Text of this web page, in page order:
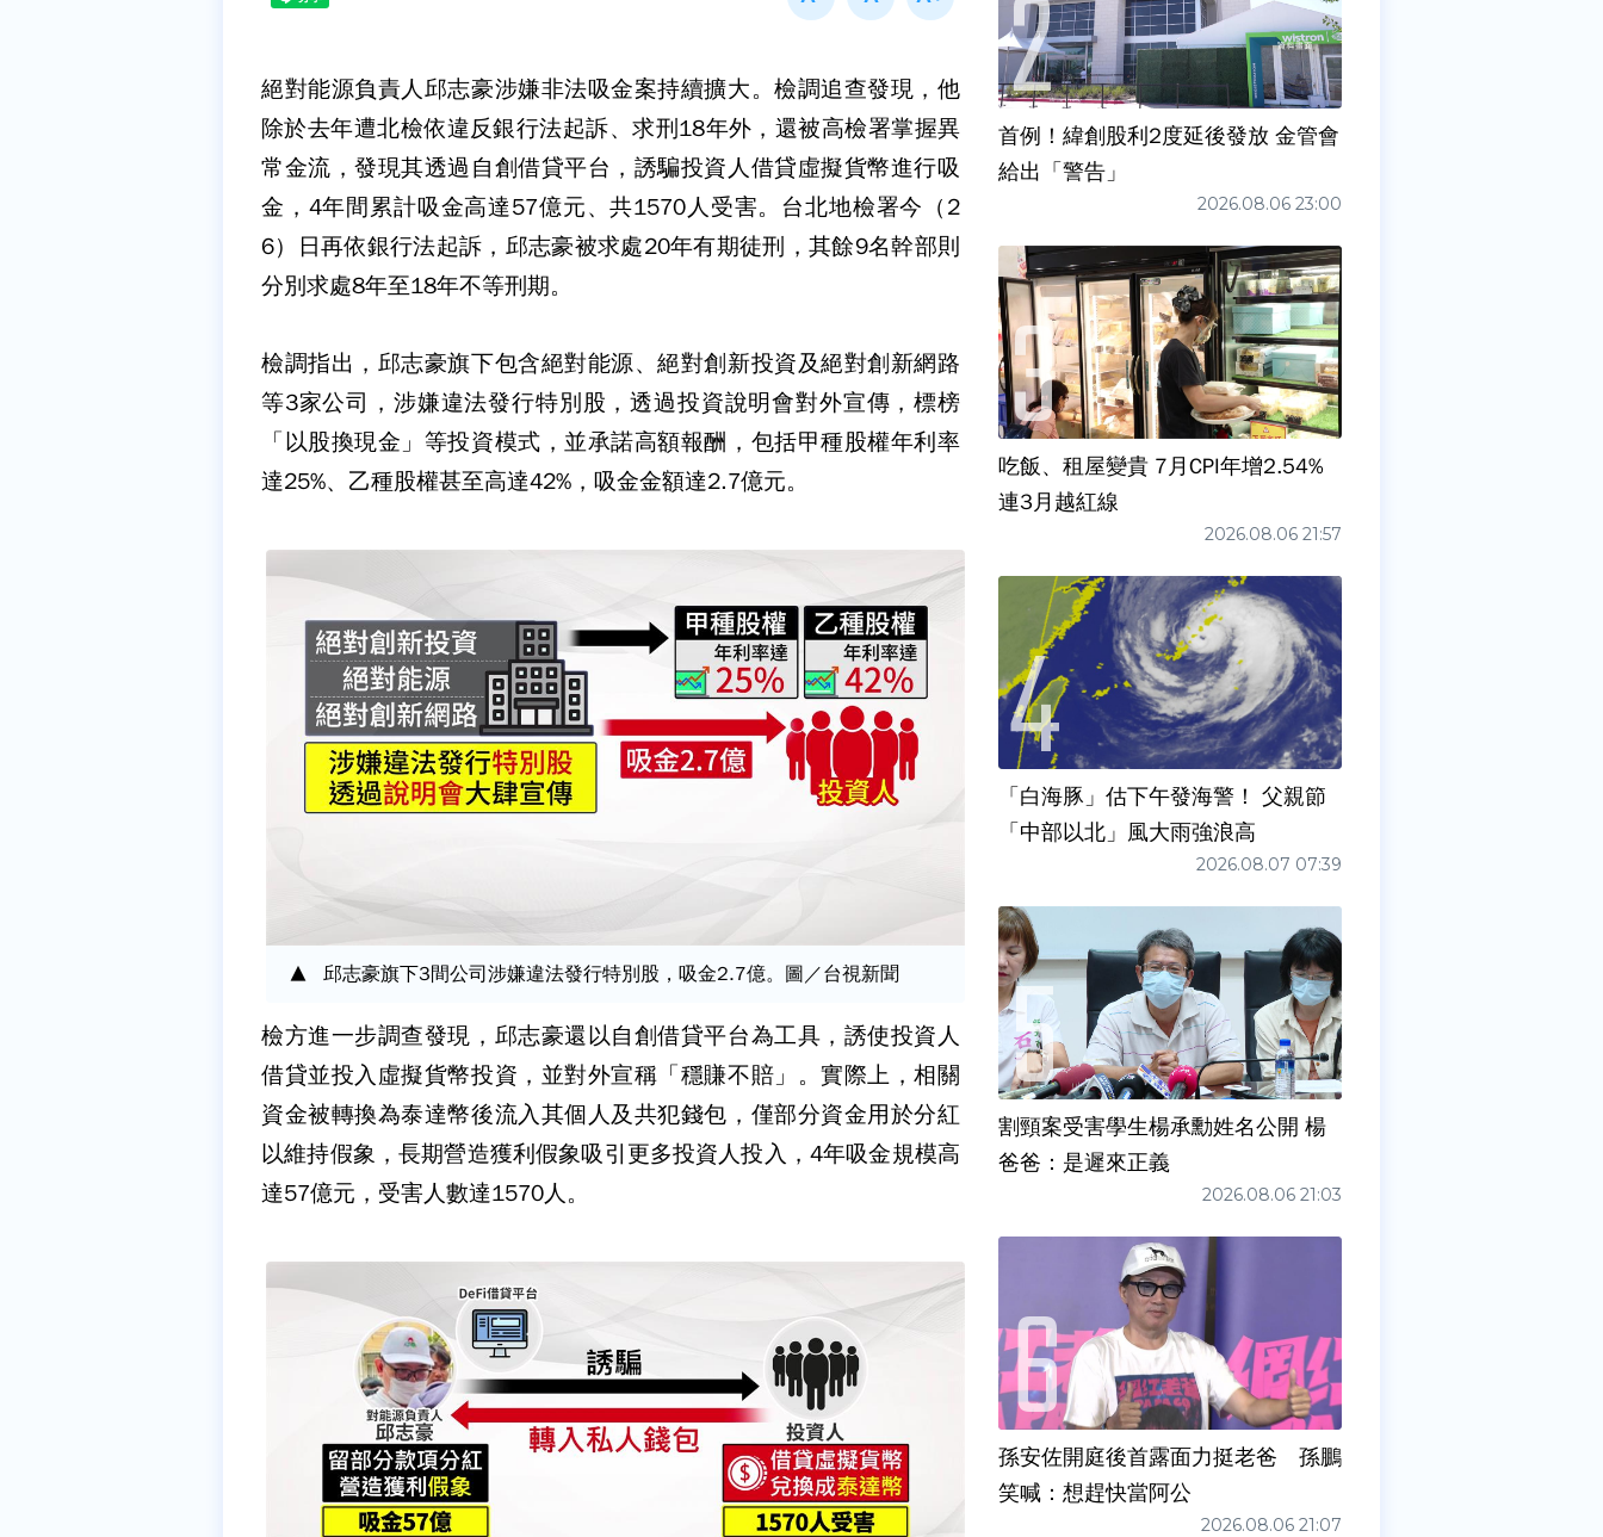
絕對能源負責人邱志豪涉嫌非法吸金案持續擴大。檢調追查發現，他
除於去年遭北檢依違反銀行法起訴、求刑18年外，還被高檢署掌握異
常金流，發現其透過自創借貸平台，誘騙投資人借貸虛擬貨幣進行吸
金，4年間累計吸金高達57億元、共1570人受害。台北地檢署今（2
6）日再依銀行法起訴，邱志豪被求處20年有期徒刑，其餘9名幹部則
分別求處8年至18年不等刑期。
檢調指出，邱志豪旗下包含絕對能源、絕對創新投資及絕對創新網路
等3家公司，涉嫌違法發行特別股，透過投資說明會對外宣傳，標榜
「以股換現金」等投資模式，並承諾高額報酬，包括甲種股權年利率
達25%、乙種股權甚至高達42%，吸金金額達2.7億元。
邱志豪旗下3間公司涉嫌違法發行特別股，吸金2.7億。圖／台視新聞
檢方進一步調查發現，邱志豪還以自創借貸平台為工具，誘使投資人
借貸並投入虛擬貨幣投資，並對外宣稱「穩賺不賠」。實際上，相關
資金被轉換為泰達幣後流入其個人及共犯錢包，僅部分資金用於分紅
以維持假象，長期營造獲利假象吸引更多投資人投入，4年吸金規模高
達57億元，受害人數達1570人。
首例！緯創股利2度延後發放 金管會
給出「警告」
2026.08.06 23:00
吃飯、租屋變貴 7月CPI年增2.54%
連3月越紅線
2026.08.06 21:57
「白海豚」估下午發海警！ 父親節
「中部以北」風大雨強浪高
2026.08.07 07:39
割頸案受害學生楊承勳姓名公開 楊
爸爸：是遲來正義
2026.08.06 21:03
孫安佐開庭後首露面力挺老爸 孫鵬
笑喊：想趕快當阿公
2026.08.06 21:07